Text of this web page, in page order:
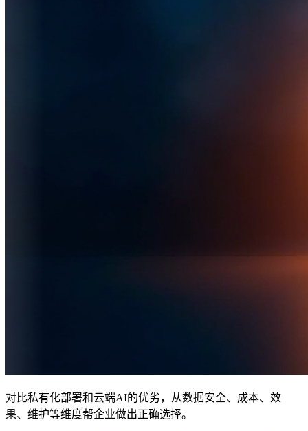
对比私有化部署和云端AI的优劣，从数据安全、成本、效
果、维护等维度帮企业做出正确选择。